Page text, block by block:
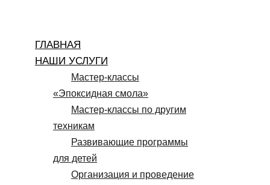
содержимому
ГЛАВНАЯ
НАШИ УСЛУГИ
Мастер-классы
«Эпоксидная смола»
Мастер-классы по другим
техникам
Развивающие программы
для детей
Организация и проведение